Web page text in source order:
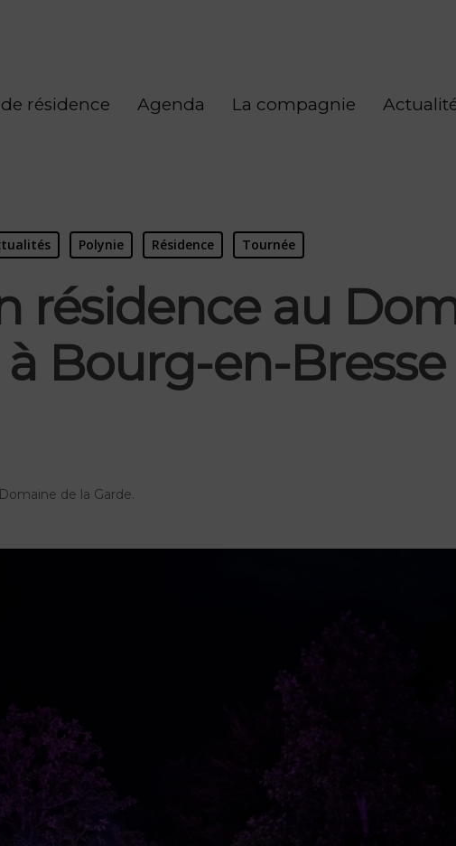
résidence Agenda La compagnie
Polynie Résidence Tournée
résidence au
Bourg-en-Bresse
de la Garde.